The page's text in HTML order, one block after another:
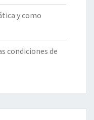
y como
condiciones de